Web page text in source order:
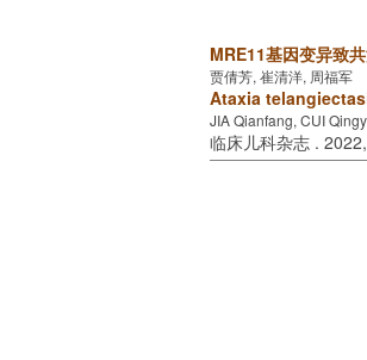
MRE11基因变异致
贾倩芳, 崔清洋, 周福军
Ataxia
JIA Qianfang, CUI
临床儿科杂志 .